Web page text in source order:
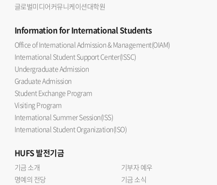
글로벌미디어커뮤니케이션대학원
Informationfor International Students
Office of International Admission & Management(OIAM)
International Student Support Center(ISSC)
Undergraduate Admission
Graduate Admission
Student Exchange Program
Visiting Program
International Summer Session(ISS)
International Student Organization(ISO)
HUFS발전기금
기금 소개
기부자 예우
명예의 전당
기금 소식